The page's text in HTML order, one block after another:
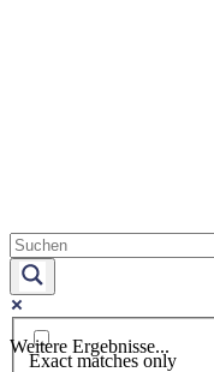
Weitere Ergebnisse...
Exact matches only